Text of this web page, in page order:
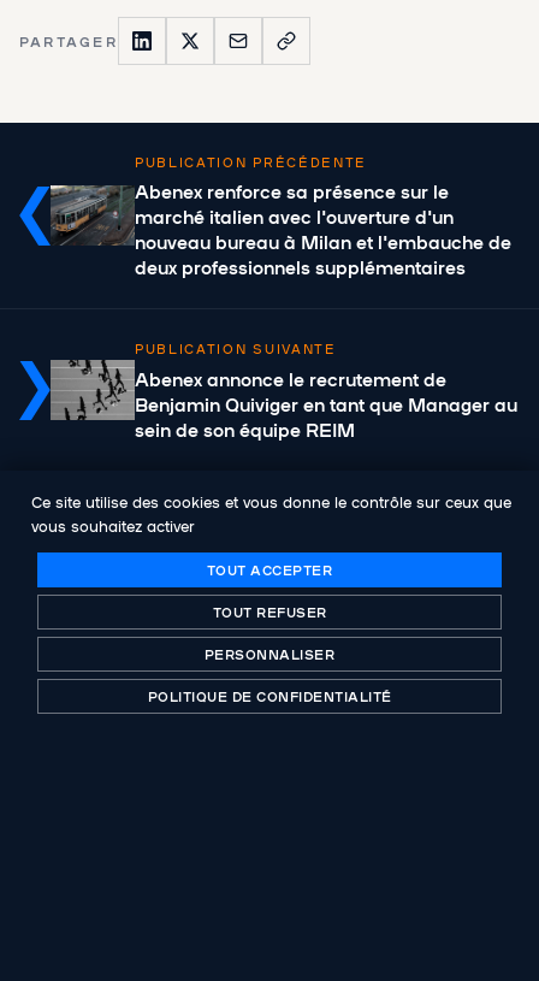
PARTAGER
PUBLICATION PRÉCÉDENTE
Abenex renforce sa présence sur le
marché italien avec l'ouverture d'un
nouveau bureau à Milan et l'embauche de
deux professionnels supplémentaires
PUBLICATION SUIVANTE
Abenex annonce le recrutement de
Benjamin Quiviger en tant que Manager au
sein de son équipe REIM
Acteur historique du capital-investissement
certifié B-Corp. Investing with purpose depuis plus
Ce site utilise des cookies et vous donne le contrôle sur ceux que
vous souhaitez activer
TOUT ACCEPTER
TOUT REFUSER
PERSONNALISER
POLITIQUE DE CONFIDENTIALITÉ